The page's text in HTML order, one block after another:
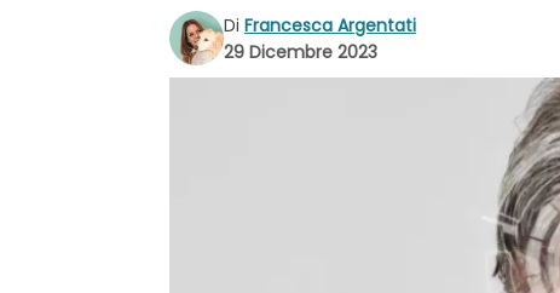
Di Francesca Argentati
29 Dicembre 2023